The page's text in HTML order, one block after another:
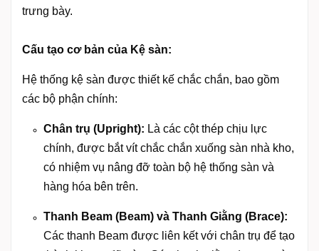
trưng bày.
Cấu tạo cơ bản của Kệ sàn:
Hệ thống kệ sàn được thiết kế chắc chắn, bao gồm
các bộ phận chính:
Chân trụ (Upright): Là các cột thép chịu lực
chính, được bắt vít chắc chắn xuống sàn nhà kho,
có nhiệm vụ nâng đỡ toàn bộ hệ thống sàn và
hàng hóa bên trên.
Thanh Beam (Beam) và Thanh Giằng (Brace):
Các thanh Beam được liên kết với chân trụ để tạo